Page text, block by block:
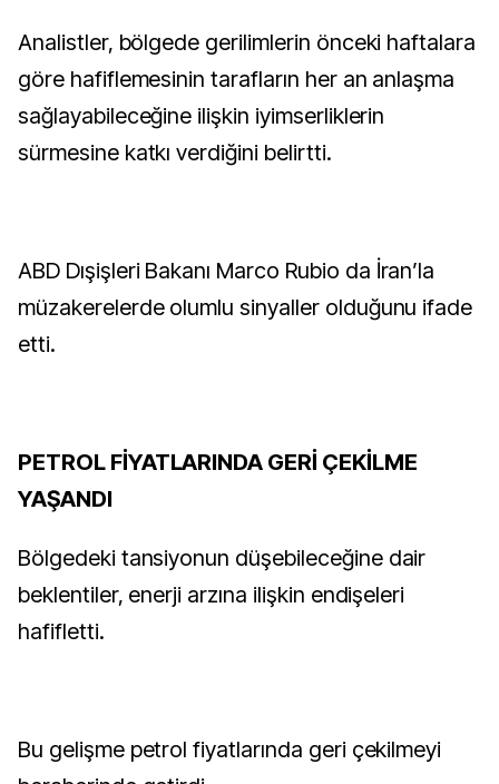
Analistler, bölgede gerilimlerin önceki haftalara
göre hafiflemesinin tarafların her an anlaşma
sağlayabileceğine ilişkin iyimserliklerin
sürmesine katkı verdiğini belirtti.
ABD Dışişleri Bakanı Marco Rubio da İran’la
müzakerelerde olumlu sinyaller olduğunu ifade
etti.
PETROL FİYATLARINDA GERİ ÇEKİLME
YAŞANDI
Bölgedeki tansiyonun düşebileceğine dair
beklentiler, enerji arzına ilişkin endişeleri
hafifletti.
Bu gelişme petrol fiyatlarında geri çekilmeyi